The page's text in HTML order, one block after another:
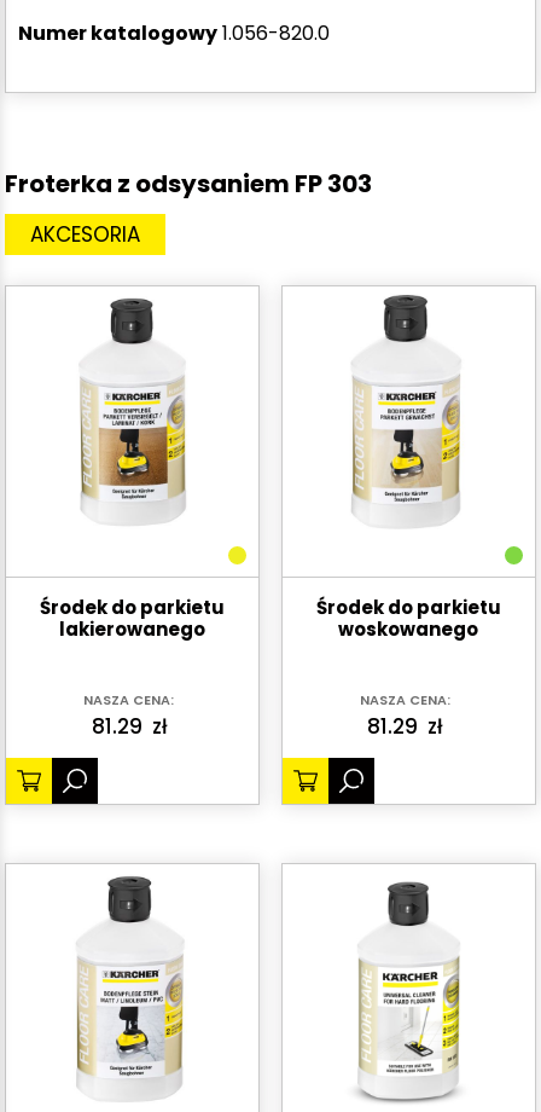
Numer katalogowy1.056-820.0
Froterka z odsysaniem FP 303
AKCESORIA
Środek do parkietu
lakierowanego
NASZA CENA:
81.29 zł
Środek do parkietu
woskowanego
NASZA CENA:
81.29 zł